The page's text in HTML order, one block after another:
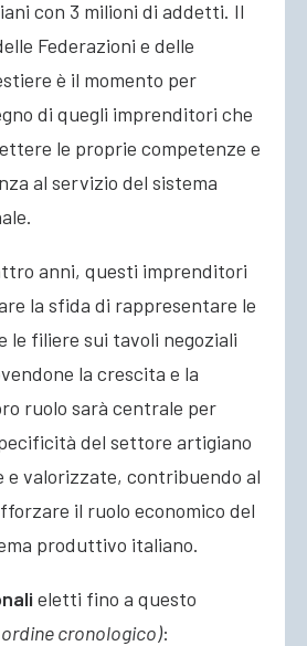
con 3 milioni di addetti. Il
Federazioni e delle
è il momento per
di quegli imprenditori che
le proprie competenze e
al servizio del sistema
anni, questi imprenditori
la sfida di rappresentare le
le filiere sui tavoli negoziali
la crescita e la
ruolo sarà centrale per
del settore artigiano
e valorizzate, contribuendo al
il ruolo economico del
produttivo italiano.
eletti fino a questo
cronologico):